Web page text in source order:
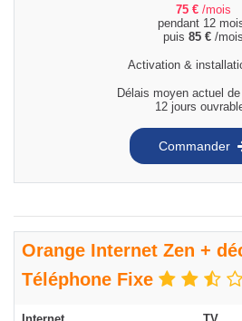
75 € /mois
pendant 12
puis 85 €/mois
Activation &
Délais moyen actuel
12 jours
Commander
Orange Internet Zen +
Téléphone Fixe